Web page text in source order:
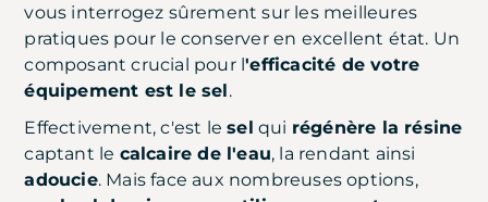
vous interrogez sûrement sur les meilleures
pratiques pour le conserver en excellent état. Un
composant crucial pour l'efficacité de votre
équipement est le sel.
Effectivement, c'est lesel qui régénère la résine
captant le calcaire de l'eau, la rendant ainsi
adoucie. Mais face aux nombreuses options,